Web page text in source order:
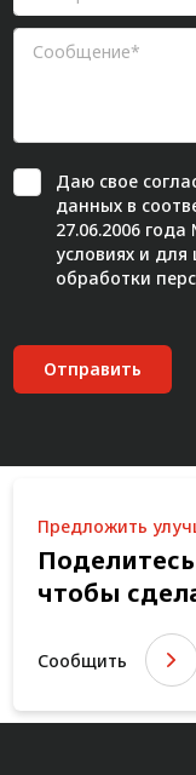
Даю свое
данных в
27.06.2006
условиях и
обработки
Отправить
Предложить
чтобы
Сообщить